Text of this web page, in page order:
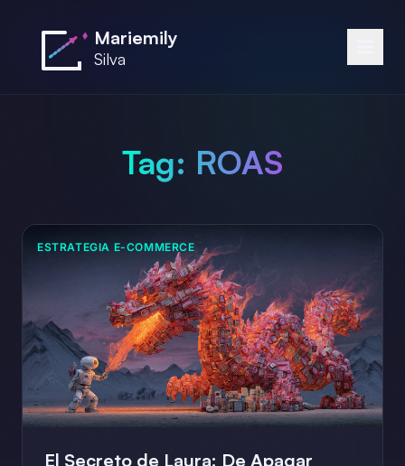
Mariemily
Silva
Tag: ROAS
ESTRATEGIA E-COMMERCE
El Secreto de Laura: De Apagar